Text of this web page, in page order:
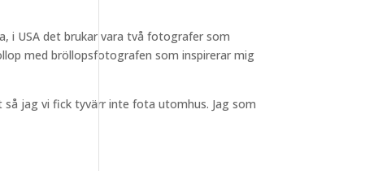
i USA det brukar vara två fotografer som
med bröllopsfotografen som inspirerar mig
jag vi fick tyvärr inte fota utomhus. Jag som